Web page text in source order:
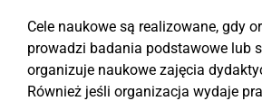
Cele naukowe są realizowane, gdy
prowadzi badania podstawowe lub
organizuje naukowe zajęcia
Również jeśli organizacja wydaje